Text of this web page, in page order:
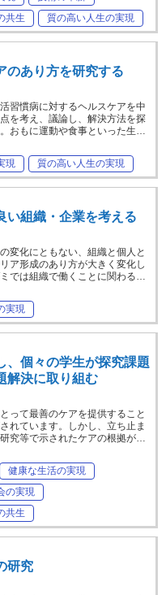
共生
質の高い人生の実現
のあり方を研究する
習慣病に対するヘルスケアを中
を考え、議論し、解決方法を探
おもに運動や食事といった生…
現
質の高い人生の実現
い組織・企業を考える
変化にともない、組織と個人と
ア形成のあり方が大きく変化し
では組織で働くことに関わる…
実現
、個々の学生が探究課題
解決に取り組む
って最善のケアを提供すること
れています。しかし、立ち止ま
究等で示されたケアの根拠が…
健康な生活の実現
の実現
共生
研究